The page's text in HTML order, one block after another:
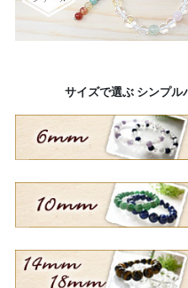
サイズで選ぶ シンプル